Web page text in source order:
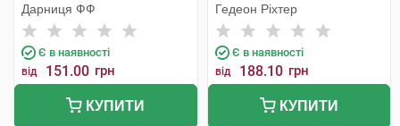
Дарниця ФФ
Є в наявності
від 151.00 грн
КУПИТИ
Гедеон Ріхтер
Є в наявності
від 188.10 грн
КУПИТИ